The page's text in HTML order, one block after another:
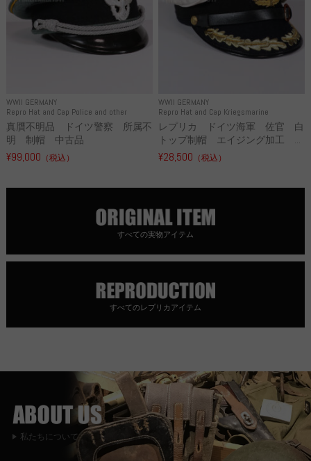
WWII GERMANY
Repro Hat and Cap Police and other
真贋不明品 ドイツ警察 所属不
明 制帽 中古品
¥99,000 （税込）
WWII GERMANY
Repro Hat and Cap Kriegsmarine
レプリカ ドイツ海軍 佐官 白
トップ制帽 エイジング加工 ...
¥28,500 （税込）
すべての実物アイテム
すべてのレプリカアイテム
私たちについて